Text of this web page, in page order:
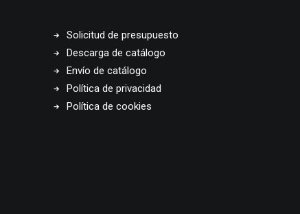
Solicitud de presupuesto
Descarga de catálogo
Envío de catálogo
Política de privacidad
Política de cookies